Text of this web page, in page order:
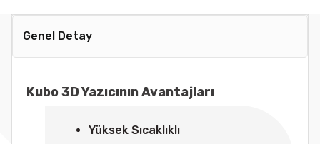
Genel Detay
Kubo 3D Yazıcının Avantajları
Yüksek Sıcaklıklı